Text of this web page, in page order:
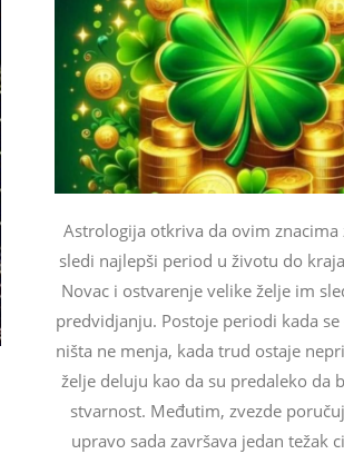
Astrologija otkriva da ovim znacima
sledi najlepši period u životu do
Novac i ostvarenje velike želje im
predvidjanju. Postoje periodi kada se
ništa ne menja, kada trud ostaje
želje deluju kao da su predaleko da
stvarnost. Međutim, zvezde
upravo sada završava jedan težak